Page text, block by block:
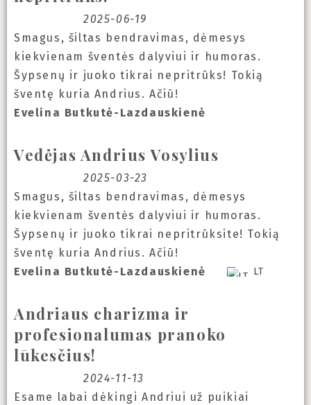
2025-06-19
Smagus, šiltas bendravimas, dėmesys
kiekvienam šventės dalyviui ir humoras.
Šypsenų ir juoko tikrai nepritrūks! Tokią
šventę kuria Andrius. Ačiū!
Evelina Butkutė-Lazdauskienė
Vedėjas Andrius Vosylius
2025-03-23
Smagus, šiltas bendravimas, dėmesys
kiekvienam šventės dalyviui ir humoras.
Šypsenų ir juoko tikrai nepritrūksite! Tokią
šventę kuria Andrius. Ačiū!
Evelina Butkutė-Lazdauskienė
LT
Andriaus charizma ir
profesionalumas pranoko
lūkesčius!
2024-11-13
Esame labai dėkingi Andriui už puikiai